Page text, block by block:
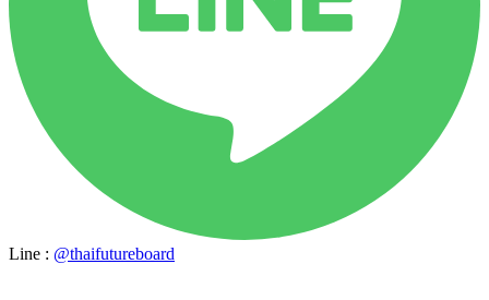
Line : @thaifutureboard